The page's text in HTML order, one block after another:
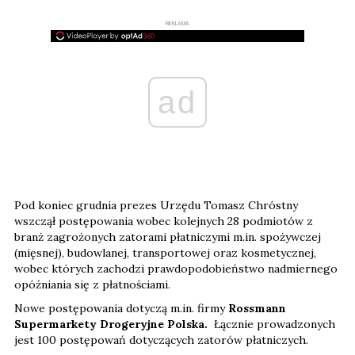
REKLAMA
ad
Pod koniec grudnia prezes Urzędu Tomasz Chróstny
wszczął postępowania wobec kolejnych 28 podmiotów z
branż zagrożonych zatorami płatniczymi m.in. spożywczej
(mięsnej), budowlanej, transportowej oraz kosmetycznej,
wobec których zachodzi prawdopodobieństwo nadmiernego
opóźniania się z płatnościami.
Nowe postępowania dotyczą m.in. firmy Rossmann
Supermarkety Drogeryjne Polska. Łącznie prowadzonych
jest 100 postępowań dotyczących zatorów płatniczych.